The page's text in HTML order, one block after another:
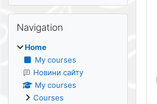
Navigation
Home
My courses
Новини сайту
My courses
Courses